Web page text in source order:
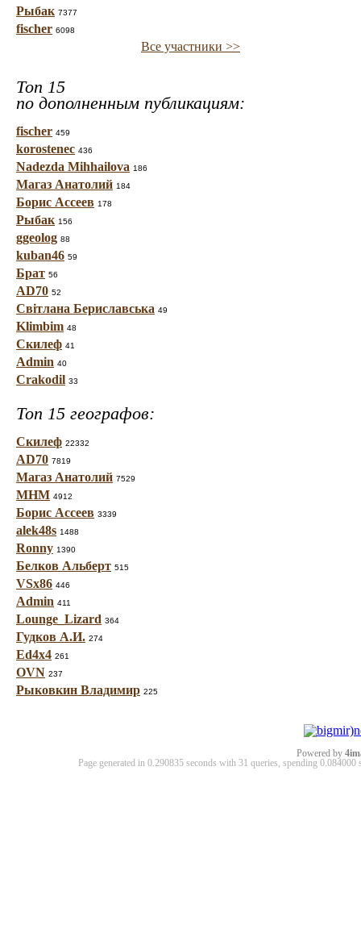
Рыбак 7377
fischer 6098
Все участники >>
Топ 15
по дополненным публикациям:
fischer 459
korostenec 436
Nadezda Mihhailova 186
Магаз Анатолий 184
Борис Ассеев 178
Рыбак 156
ggeolog 88
kuban46 59
Брат 56
AD70 52
Світлана Бериславська 49
Klimbim 48
Скилеф 41
Admin 40
Crakodil 33
Топ 15 географов:
Скилеф 22332
AD70 7819
Магаз Анатолий 7529
МНМ 4912
Борис Ассеев 3339
alek48s 1488
Ronny 1390
Белков Альберт 515
VSx86 446
Admin 411
Lounge_Lizard 364
Гудков А.И. 274
Ed4x4 261
OVN 237
Рыковкин Владимир 225
Powered by
Page generated in 0.290835 seconds with 31 queries, spending